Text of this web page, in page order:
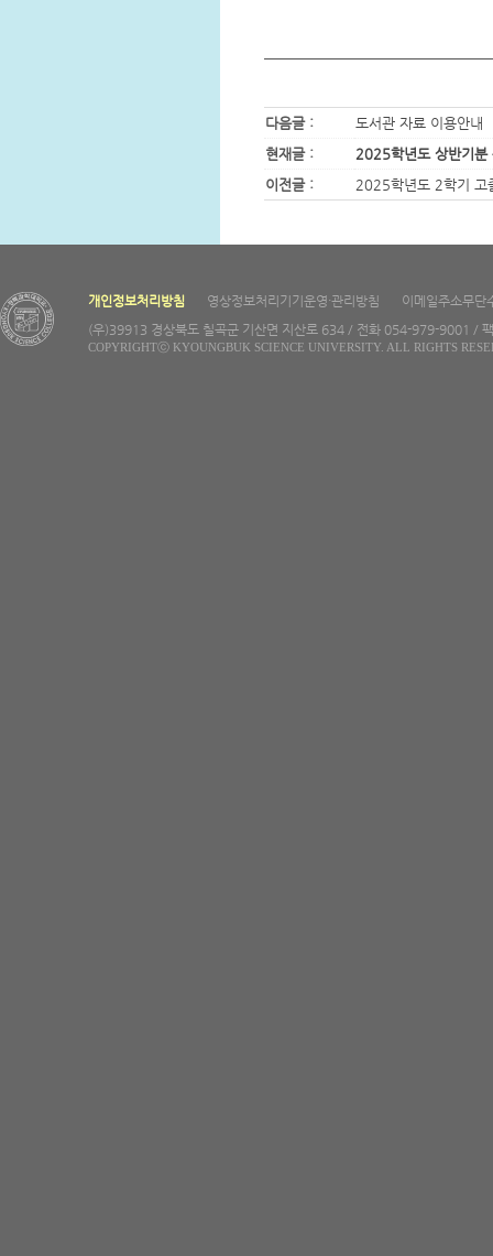
다음글 :
도서관 자료 이용안내
현재글 :
2025학년도 상반기분
이전글 :
2025학년도 2학기 고
개인정보처리방침 영상정보처리기기운영·관리방침
이메일주소무단
(우)39913 경상북도 칠곡군 기산면 지산로 634 / 전화 054-979-9001 /
COPYRIGHTⓒ KYOUNGBUK SCIENCE UNIVERSITY. ALL RIGHTS